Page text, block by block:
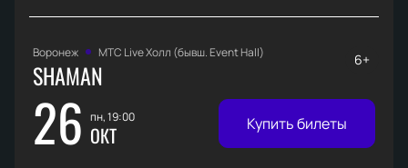
Воронеж МТС Live Холл (бывш. Event Hall)
SHAMAN
26 пн, 19:00
ОКТ
6+
Купить билеты